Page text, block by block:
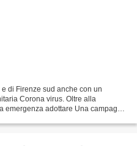
di Firenze sud anche con un
Corona virus. Oltre alla
emergenza adottare Una campagna